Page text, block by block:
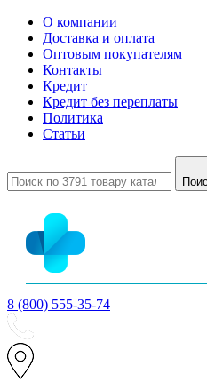
О компании
Доставка и оплата
Оптовым покупателям
Контакты
Кредит
Кредит без переплаты
Политика
Статьи
8 (800) 555-35-74